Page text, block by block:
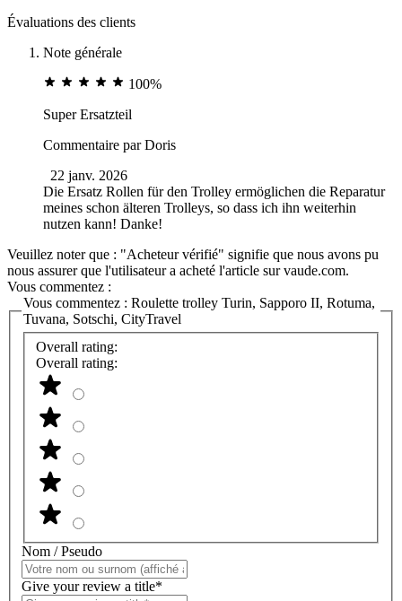
Évaluations des clients
Note générale
100%
Super Ersatzteil
Commentaire parDoris
22 janv. 2026
Die Ersatz Rollen für den Trolley ermöglichen die Reparatur
meines schon älteren Trolleys, so dass ich ihn weiterhin
nutzen kann! Danke!
Veuillez noter que : "Acheteur vérifié" signifie que nous avons pu
nous assurer que l'utilisateur a acheté l'article sur vaude.com.
Vous commentez :
Vous commentez : Roulette trolley Turin, Sapporo II, Rotuma,
Tuvana, Sotschi, CityTravel
Overall rating:
Overall rating:
Nom / Pseudo
Give your review a title*